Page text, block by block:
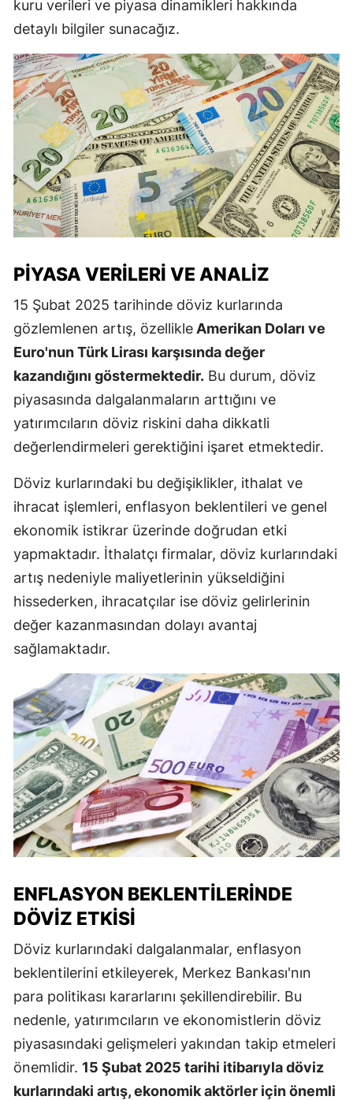
kuru verileri ve piyasa dinamikleri hakkında
detaylı bilgiler sunacağız.
PIYASA VERILERI VE ANALIZ
15 Şubat 2025 tarihinde döviz kurlarında
gözlemlenen artış, özellikle Amerikan Doları ve
Euro'nun Türk Lirası karşısında değer
kazandığını göstermektedir. Bu durum, döviz
piyasasında dalgalanmaların arttığını ve
yatırımcıların döviz riskini daha dikkatli
değerlendirmeleri gerektiğini işaret etmektedir.
Döviz kurlarındaki bu değişiklikler, ithalat ve
ihracat işlemleri, enflasyon beklentileri ve genel
ekonomik istikrar üzerinde doğrudan etki
yapmaktadır. İthalatçı firmalar, döviz kurlarındaki
artış nedeniyle maliyetlerinin yükseldiğini
hissederken, ihracatçılar ise döviz gelirlerinin
değer kazanmasından dolayı avantaj
sağlamaktadır.
ENFLASYON BEKLENTILERINDE
DÖVIZ ETKISI
Döviz kurlarındaki dalgalanmalar, enflasyon
beklentilerini etkileyerek, Merkez Bankası'nın
para politikası kararlarını şekillendirebilir. Bu
nedenle, yatırımcıların ve ekonomistlerin döviz
piyasasındaki gelişmeleri yakından takip etmeleri
önemlidir. 15 Şubat 2025 tarihi itibarıyla döviz
kurlarındaki artış, ekonomik aktörler için önemli